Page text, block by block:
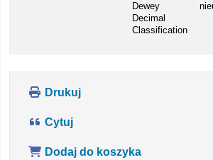
Dewey
Decimal
Classification
Drukuj
Cytuj
Dodaj do koszyka